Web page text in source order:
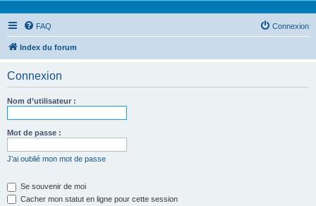
FAQ Connexion
Index du forum
Connexion
Nom d’utilisateur :
Mot de passe :
J’ai oublié mon mot de passe
Se souvenir de moi
Cacher mon statut en ligne pour cette session